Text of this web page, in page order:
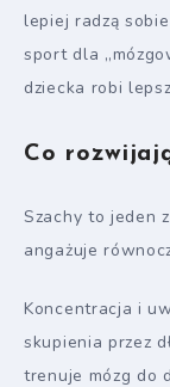
lepiej radzą
sport dla
dziecka robi
Co
Szachy to jeden
angażuje
Koncentracja i
skupienia przez
trenuje mózg do